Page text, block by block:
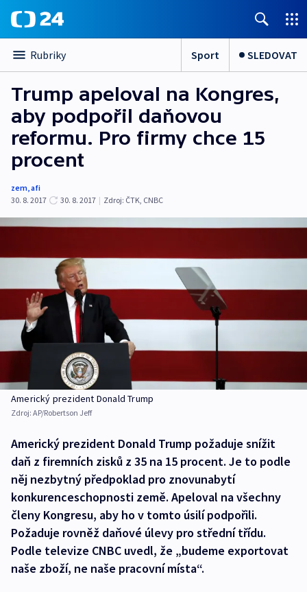
Rubriky Sport SLEDOVAT
Trump apeloval na Kongres,
aby podpořil daňovou
reformu. Pro firmy chce 15
procent
zem,afi
30. 8. 2017
30. 8. 2017 | Zdroj: ČTK, CNBC
Americký prezident Donald Trump
Zdroj: AP/Robertson Jeff
Americký prezident Donald Trump požaduje snížit
daň z firemních zisků z 35 na 15 procent. Je to podle
něj nezbytný předpoklad pro znovunabytí
konkurenceschopnosti země. Apeloval na všechny
členy Kongresu, aby ho v tomto úsilí podpořili.
Požaduje rovněž daňové úlevy pro střední třídu.
Podle televize CNBC uvedl, že „budeme exportovat
naše zboží, ne naše pracovní místa“.